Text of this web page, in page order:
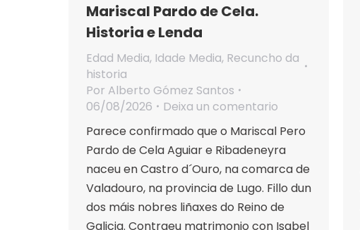
Mariscal Pardo de Cela.
Historia e Lenda
Edad Media, Idade Media, Recuncho da
historia
Por Alberto Gómez Santos
06/08/2026
Deixa un comentario
Parece confirmado que o Mariscal Pero
Pardo de Cela Aguiar e Ribadeneyra
naceu en Castro d´Ouro, na comarca de
Valadouro, na provincia de Lugo. Fillo dun
dos máis nobres liñaxes do Reino de
Galicia. Contraeu matrimonio con Isabel